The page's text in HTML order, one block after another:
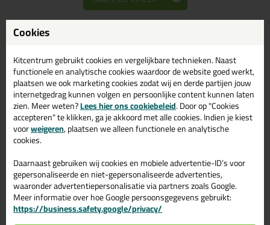
Ottoseal S117 310ml in
Bahamabeige C10
Zoek je Ottoseal S117 310ml in een specifieke kleur? Gevonden!
Deze Ottoseal S117 310ml in de kleur Bahamabeige C10 is te
gebruiken voor verschillende toepassingen. Een professioneel en
hoogwaardig product welke makkelijk te gebruiken is. Bestel de
Op voorraad en op werkdagen besteld = morgen in huis.
Wil je meer weten over de toepassing en kenmerken van dit
product?Lees alles over dit product >
Cookies
Kitcentrum gebruikt cookies en vergelijkbare technieken. Naast
functionele en analytische cookies waardoor de website goed werkt,
plaatsen we ook marketing cookies zodat wij en derde partijen jouw
internetgedrag kunnen volgen en persoonlijke content kunnen laten
zien. Meer weten?Lees hier ons cookiebeleid. Door op "Cookies
accepteren" te klikken, ga je akkoord met alle cookies. Indien je kiest
voorweigeren, plaatsen we alleen functionele en analytische
cookies.
Daarnaast gebruiken wij cookies en mobiele advertentie-ID’s voor
gepersonaliseerde en niet-gepersonaliseerde advertenties,
waaronder advertentiepersonalisatie via partners zoals Google.
Meer informatie over hoe Google persoonsgegevens gebruikt:
https://business.safety.google/privacy/